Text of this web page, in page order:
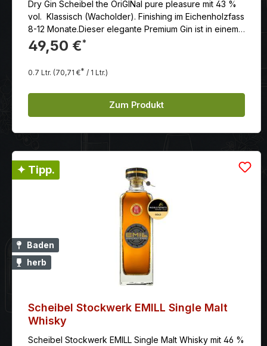
Dry Gin Scheibel the OriGINal pure pleasure mit 43 %
vol. Klassisch (Wacholder). Finishing im Eichenholzfass
8-12 Monate.Dieser elegante Premium Gin ist in einem
Cherry-Brandy Eichenfass gereift, was ihm sein
einmaliges Bukett und sein roséfarbenes Aussehen
verleiht. Harmonisch klingen Wacholder, holzige Noten
und Cherry mit einem zarten Brandy-Akzent zu einem
außergewöhnlichen Konzert der Aromen zusammen.
IWSC-Quality-Award, London – Silver 2014
49,50 €*
0.7 Ltr. (70,71 €* / 1 Ltr.)
Zum Produkt
✦ Tipp.
Baden
herb
Scheibel Stockwerk EMILL Single Malt
Whisky
Scheibel Stockwerk EMILL Single Malt Whisky mit 46 %